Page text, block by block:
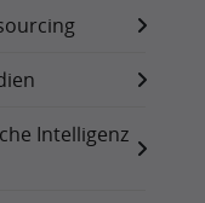
Intelligenz